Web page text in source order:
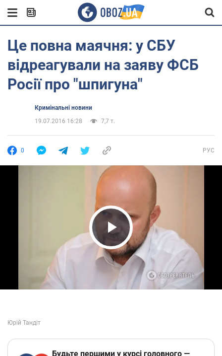
Це повна маячня: у СБУ
відреагували на заяву ФСБ
Росії про "шпигуна"
Кримінальні новини
19.07.2016 16:28
7,7 т.
0 РУС
Play Video
Будьте першими у курсі головного —